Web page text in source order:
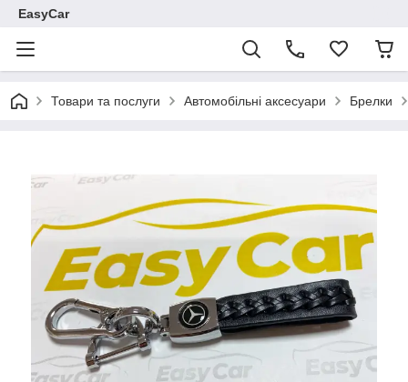
EasyCar
Товари та послуги Автомобільні аксесуари Брелки